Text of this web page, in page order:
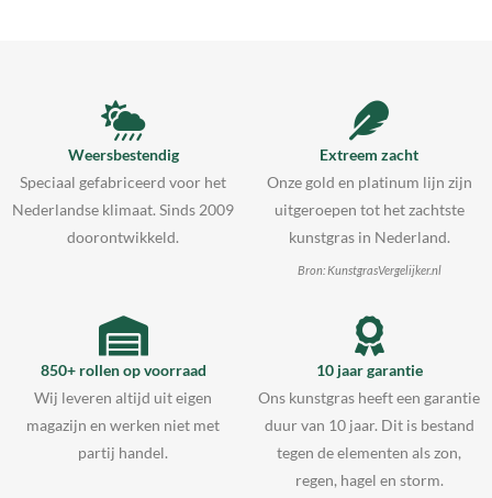
Weersbestendig
Speciaal gefabriceerd voor het
Nederlandse klimaat. Sinds 2009
doorontwikkeld.
Extreem zacht
Onze gold en platinum lijn zijn
uitgeroepen tot het zachtste
kunstgras in Nederland.
Bron: KunstgrasVergelijker.nl
850+ rollen op voorraad
Wij leveren altijd uit eigen
magazijn en werken niet met
partij handel.
10 jaar garantie
Ons kunstgras heeft een garantie
duur van 10 jaar. Dit is bestand
tegen de elementen als zon,
regen, hagel en storm.